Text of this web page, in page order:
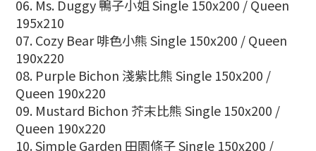
06. Ms. Duggy 鴨子小姐Single 150x200 / Queen
195x210
07. Cozy Bear 啡色小熊Single 150x200 / Queen
190x220
08. Purple Bichon 淺紫比熊Single 150x200 /
Queen 190x220
09. Mustard Bichon 芥末比熊Single 150x200 /
Queen 190x220
10. Simple Garden 田園條子Single 150x200 /